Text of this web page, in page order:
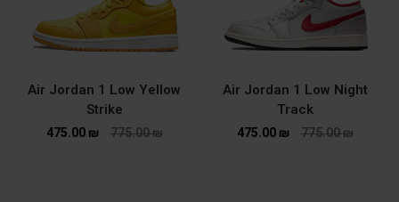
Air Jordan 1 Low Night
Track
775.00₪
475.00 ₪
Air Jordan 1 Low Yellow
Strike
775.00₪
475.00 ₪